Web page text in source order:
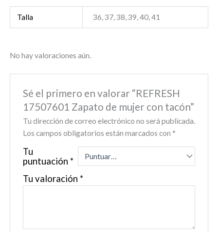
Talla 36, 37, 38, 39, 40, 41
No hay valoraciones aún.
Sé el primero en valorar “REFRESH
17507601 Zapato de mujer con tacón”
Tu dirección de correo electrónico no será publicada.
Los campos obligatorios están marcados con *
Tu
puntuación *
Tu valoración *